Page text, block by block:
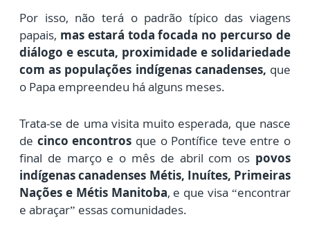
Por isso, não terá o padrão típico das viagens
papais, mas estará toda focada no percurso de
diálogo e escuta, proximidade e solidariedade
com as populações indígenas canadenses, que
o Papa empreendeu há alguns meses.
Trata-se de uma visita muito esperada, que nasce
de cinco encontros que o Pontífice teve entre o
final de março e o mês de abril com os povos
indígenas canadenses Métis, Inuítes, Primeiras
Nações e Métis Manitoba, e que visa “encontrar
e abraçar” essas comunidades.